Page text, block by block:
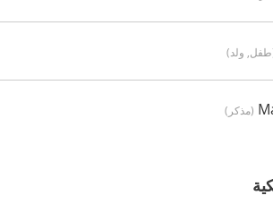
ولد)
(مذكر)